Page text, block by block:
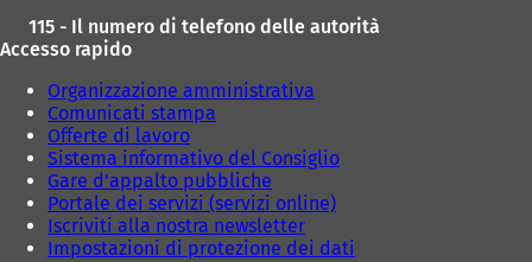
115 - Il numero di telefono delle autorità
Accesso rapido
Organizzazione amministrativa
Comunicati stampa
Offerte di lavoro
Sistema informativo del Consiglio
Gare d'appalto pubbliche
Portale dei servizi (servizi online)
Iscriviti alla nostra newsletter
Impostazioni di protezione dei dati